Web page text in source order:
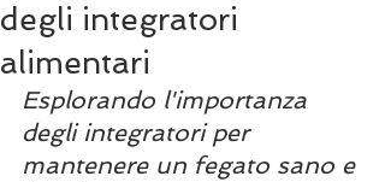
degli integratori
alimentari
Esplorando l'importanza
degli integratori per
mantenere un fegato sano e